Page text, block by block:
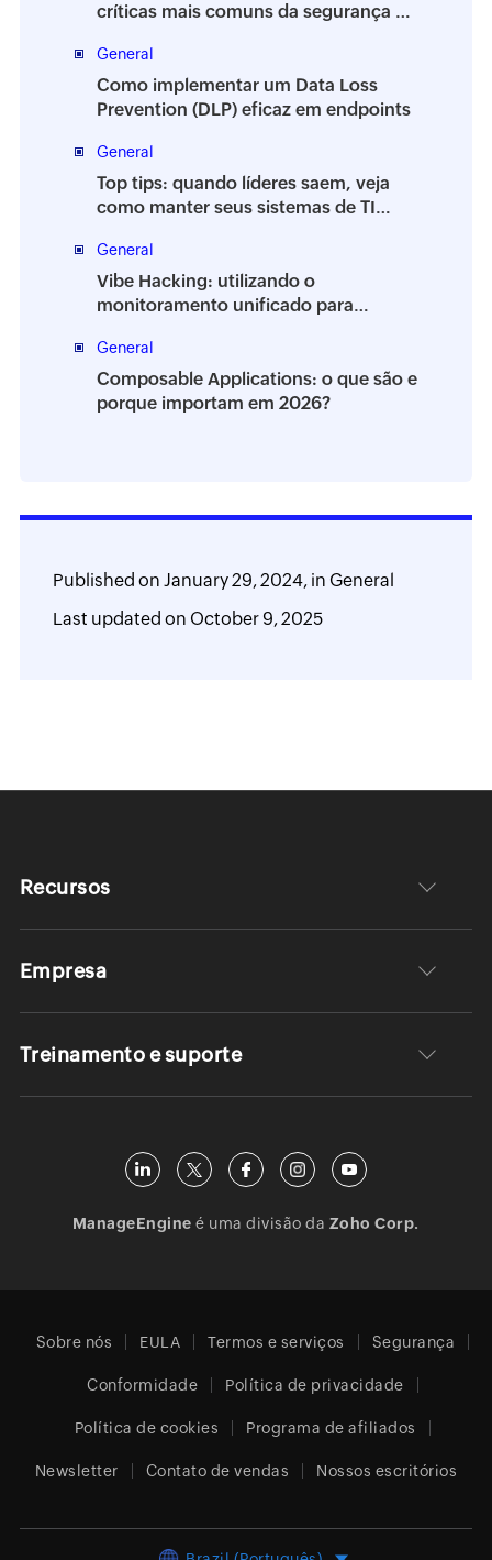
críticas mais comuns da segurança da
General
Como implementar um Data Loss
Prevention (DLP) eficaz em endpoints
General
Top tips: quando líderes saem, veja
como manter seus sistemas de TI
General
Vibe Hacking: utilizando o
monitoramento unificado para
General
Composable Applications: o que são e
porque importam em 2026?
Published on January 29, 2024,in General
Last updated on October 9, 2025
Recursos
Empresa
Treinamento e suporte
ManageEngine é uma divisão da Zoho Corp.
Sobre nós EULA Termos e serviços Segurança
Conformidade Política de privacidade
Política de cookies Programa de afiliados
Newsletter Contato de vendas Nossos escritórios